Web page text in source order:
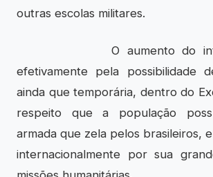
outras escolas militares.
O aumento do
efetivamente pela possibilidade
ainda que temporária, dentro do
respeito que a população
armada que zela pelos brasileiros,
internacionalmente por sua